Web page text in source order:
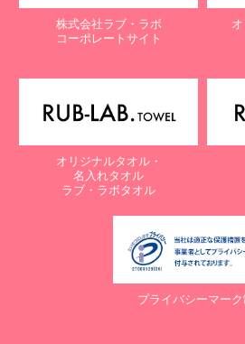
株式会社ラブ・ラボ
電話：087-847-2000
電子メール：info@rub-lab.com
【認定個人情報保護団体の名称及び、苦
一般財団法人日本情報経済社会推進協会
〒106-0032 東京都港区六本木一丁目9
ビル内
電話：03-5860-7565 / 0120-700-779
７. 個人情報の提供の任意性と提供され
お客様がご自身の個人情報を弊社に提供
ご判断によりますが、もしご提供されな
スが提供できない場合がありますので予
株式会社ラブ・ラボ
コーポレートサイト
オリジナルタオル・
名入れタオル
ラブ・ラボタオル
プライバシーマー